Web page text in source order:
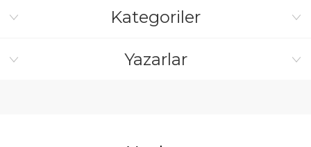
Kategoriler
Yazarlar